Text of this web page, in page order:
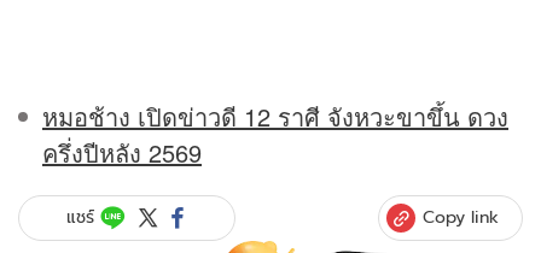
หมอช้าง เปิดข่าวดี 12 ราศี จังหวะขาขึ้น ดวง
ครึ่งปีหลัง 2569
แชร์ Copy link